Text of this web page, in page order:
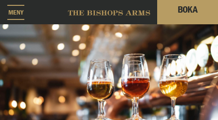
MENY BOKA